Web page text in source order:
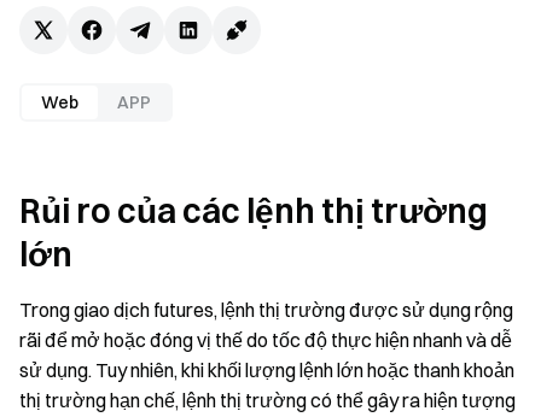
Web APP
Rủi ro của các lệnh thị trường
lớn
Trong giao dịch futures, lệnh thị trường được sử dụng rộng
rãi để mở hoặc đóng vị thế do tốc độ thực hiện nhanh và dễ
sử dụng. Tuy nhiên, khi khối lượng lệnh lớn hoặc thanh khoản
thị trường hạn chế, lệnh thị trường có thể gây ra hiện tượng